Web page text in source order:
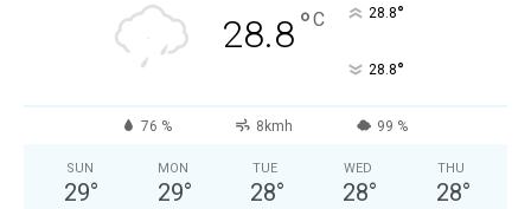
28.8°C 28.8°
28.8°
76 % 8kmh 99 %
SUN
29°
MON
29°
TUE
28°
WED
28°
THU
28°